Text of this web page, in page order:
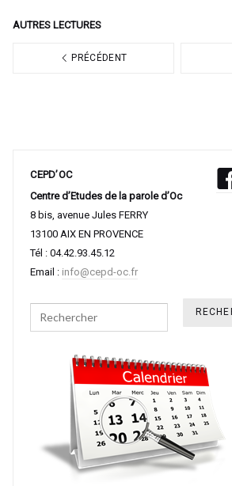
AUTRES LECTURES
PRÉCÉDENT
CEPD’OC
Centre d’Etudes de la parole d’Oc
8 bis, avenue Jules FERRY
13100 AIX EN PROVENCE
Tél : 04.42.93.45.12
Email : info@cepd-oc.fr
Search